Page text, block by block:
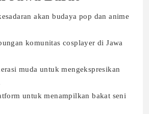
akan budaya pop dan anime
komunitas cosplayer di Jawa
muda untuk mengekspresikan
untuk menampilkan bakat seni